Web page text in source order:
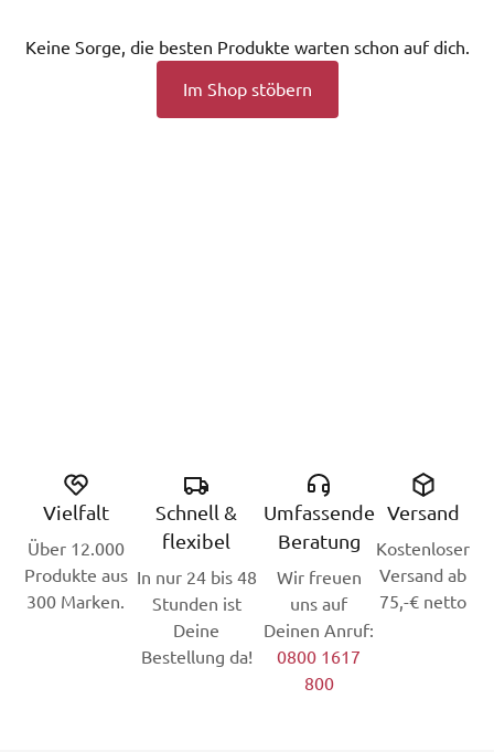
Keine Sorge, die besten Produkte warten schon auf dich.
Im Shop stöbern
Vielfalt
Über 12.000
Produkte aus
300 Marken.
Schnell &
flexibel
In nur 24 bis 48
Stunden ist
Deine
Bestellung da!
Umfassende
Beratung
Wir freuen
uns auf
Deinen Anruf:
0800 1617
800
Versand
Kostenloser
Versand ab
75,-€ netto